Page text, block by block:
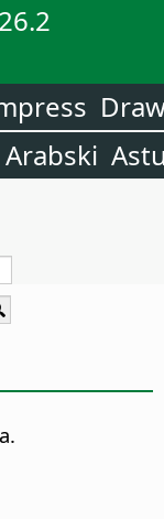
Arabski